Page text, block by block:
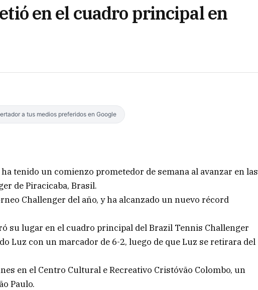
en el cuadro principal en
a tus medios preferidos en Google
tenido un comienzo prometedor de semana al avanzar en las
de Piracicaba, Brasil.
Challenger del año, y ha alcanzado un nuevo récord
su lugar en el cuadro principal del Brazil Tennis Challenger
Luz con un marcador de 6-2, luego de que Luz se retirara del
en el Centro Cultural e Recreativo Cristóvão Colombo, un
Paulo.